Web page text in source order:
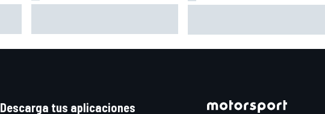
Descarga tus aplicaciones